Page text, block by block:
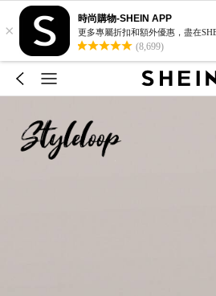
×
時尚購物-SHEIN APP
更多專屬折扣和額外優惠，盡在
(8,699)